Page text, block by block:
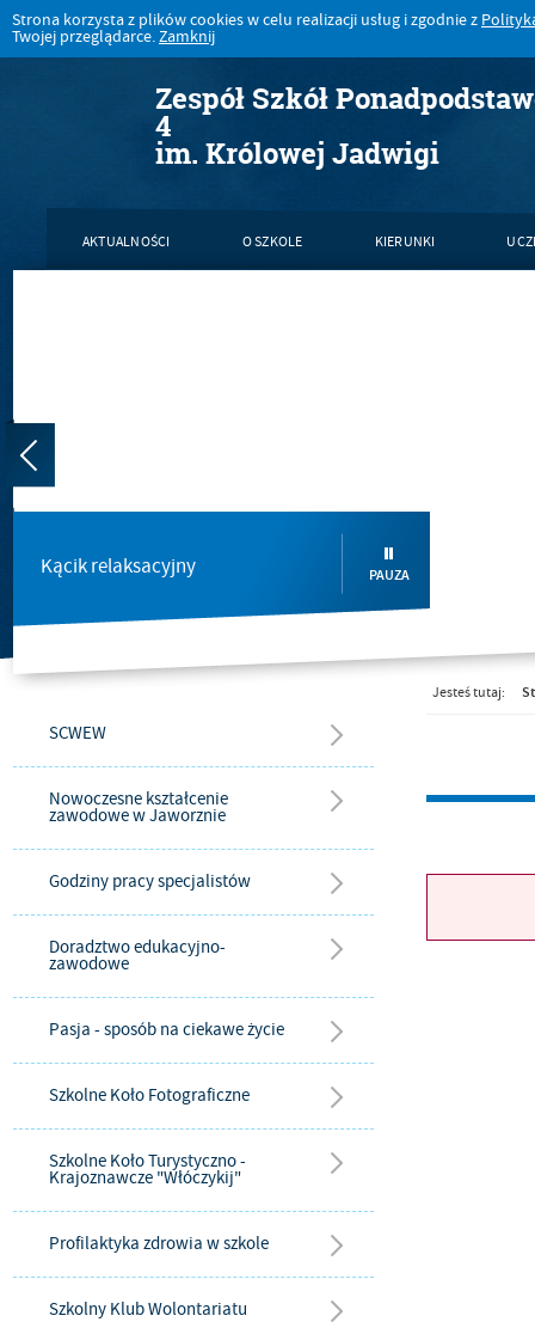
Strona korzysta z plików cookies w celu realizacji usług i zgodnie z
Twojej przeglądarce.Zamknij
Zespół Szkół
4
im. Królowej Jadwigi
AKTUALNOŚCI O SZKOLE KIERUNKI
Kącik relaksacyjny PAUZA
SCWEW
Nowoczesne kształcenie
zawodowe w Jaworznie
Godziny pracy specjalistów
Doradztwo edukacyjno-
zawodowe
Pasja - sposób na ciekawe życie
Szkolne Koło Fotograficzne
Szkolne Koło Turystyczno -
Krajoznawcze "Włóczykij"
Profilaktyka zdrowia w szkole
Szkolny Klub Wolontariatu
Jesteś tutaj: